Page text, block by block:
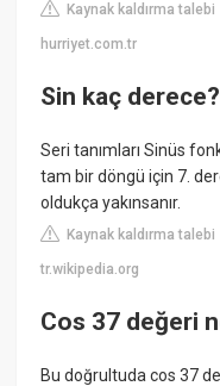
Kaynak kaldırma talebi
hurriyet.com.tr
Sin kaç derece?
Seri tanımları Sinüs
tam bir döngü için 7.
oldukça yakınsanır.
Kaynak kaldırma talebi
tr.wikipedia.org
Cos 37 değeri
Bu doğrultuda cos 37